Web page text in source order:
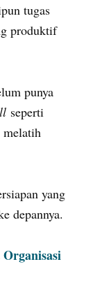
tugas
produktif
punya
seperti
melatih
yang
depannya.